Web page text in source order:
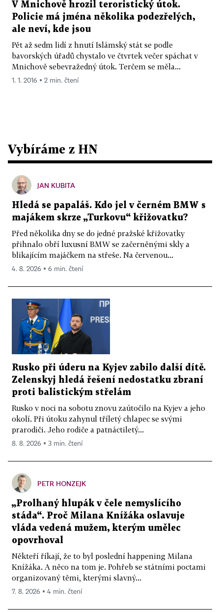
V Mnichově hrozil teroristický útok.
Policie má jména několika podezřelých,
ale neví, kde jsou
Pět až sedm lidí z hnutí Islámský stát se podle
bavorských úřadů chystalo ve čtvrtek večer spáchat v
Mnichově sebevražedný útok. Terčem se měla...
1. 1. 2016 ▪ 2 min. čtení
Vybíráme z HN
JAN KUBITA
Hledá se papaláš. Kdo jel v černém BMW s
majákem skrze „Turkovu“ křižovatku?
Před několika dny se do jedné pražské křižovatky
přihnalo obří luxusní BMW se začerněnými skly a
blikajícím majáčkem na střeše. Na červenou...
4. 8. 2026 ▪ 6 min. čtení
Rusko při úderu na Kyjev zabilo další dítě.
Zelenskyj hledá řešení nedostatku zbraní
proti balistickým střelám
Rusko v noci na sobotu znovu zaútočilo na Kyjev a jeho
okolí. Při útoku zahynul tříletý chlapec se svými
prarodiči. Jeho rodiče a patnáctiletý...
8. 8. 2026 ▪ 3 min. čtení
PETR HONZEJK
„Prolhaný hlupák v čele nemyslícího
stáda“. Proč Milana Knížáka oslavuje
vláda vedená mužem, kterým umělec
opovrhoval
Někteří říkají, že to byl poslední happening Milana
Knížáka. A něco na tom je. Pohřeb se státními poctami
organizovaný těmi, kterými slavný...
7. 8. 2026 ▪ 4 min. čtení